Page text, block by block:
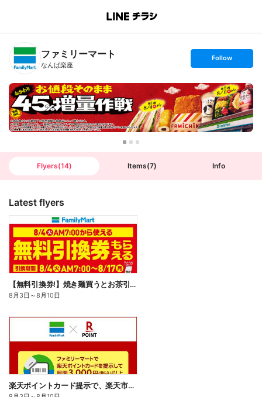
B
n
T
ファミリーマート
なんば楽座
s
t
o
l
l
o
w
Follow
Flyers(14) Items(7) Info
Latest flyers
【無料引換券!】焼き麺買うとお茶引換券貰える!
8月3日 ～8月10日
楽天ポイントカード提示で、楽天市場でのお買い物がおトクに!